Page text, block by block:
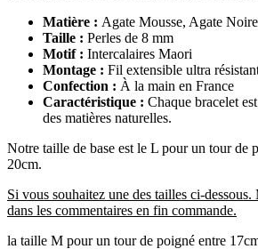
Matière : Agate Mousse, Agate
Taille : Perles de 8 mm
Motif : Intercalaires Maori
Montage : Fil extensible ultra
Confection : À la main en France
Caractéristique : Chaque bracelet
des matières naturelles.
Notre taille de base est le L pour un tour de
20cm.
Si vous souhaitez une des tailles ci-
dans les commentaires en fin commande.
la taille M pour un tour de poigné entre